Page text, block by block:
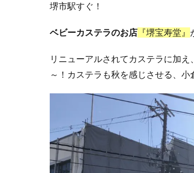
堺市駅すぐ！
ベビーカステラのお店 『堺宝寿堂』
リニューアルされてカステラに加え、
～！カステラも秋を感じさせる、